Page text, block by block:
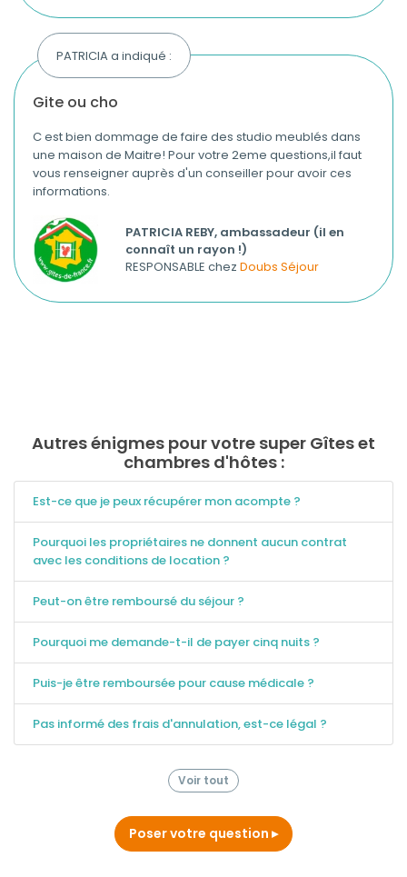
PATRICIA a indiqué :
gite ou cho
C est bien dommage de faire des studio meublés dans
une maison de Maitre! Pour votre 2eme questions,il faut
vous renseigner auprès d'un conseiller pour avoir ces
informations.
PATRICIA REBY, ambassadeur (il en
connaît un rayon !)
RESPONSABLE chez Doubs Séjour
Autres énigmes pour votre super Gîtes et
chambres d'hôtes :
Est-ce que je peux récupérer mon acompte ?
Pourquoi les propriétaires ne donnent aucun contrat
avec les conditions de location ?
Peut-on être remboursé du séjour ?
Pourquoi me demande-t-il de payer cinq nuits ?
Puis-je être remboursée pour cause médicale ?
Pas informé des frais d'annulation, est-ce légal ?
Voir tout
Poser votre question